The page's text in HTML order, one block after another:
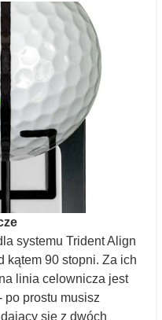
systemu Trident Align
kątem 90 stopni. Za ich
linia celownicza jest
po prostu musisz
się z dwóch